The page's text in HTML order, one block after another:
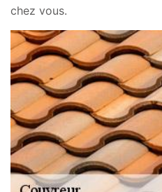
chez vous.